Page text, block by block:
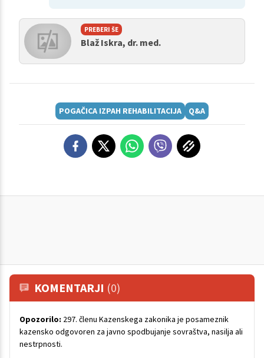
PREBERI ŠE
Blaž Iskra, dr. med.
POGAČICA IZPAH REHABILITACIJA Q&A
KOMENTARJI (0)
Opozorilo: 297. členu Kazenskega zakonika je posameznik
kazensko odgovoren za javno spodbujanje sovraštva, nasilja ali
nestrpnosti.